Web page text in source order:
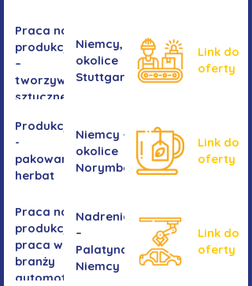
Praca na
produkcji
–
tworzywa
sztuczne
Niemcy,
okolice
Stuttgartu
Link do
oferty
Produkcja
-
pakowanie
herbat
Niemcy -
okolice
Norymbergii
Link do
oferty
Praca na
produkcji -
praca w
branży
automotive
Nadrenia
–
Palatynat,
Niemcy
Link do
oferty